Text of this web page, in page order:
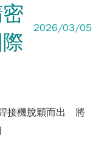
2026/03/05
接機脫穎而出 將